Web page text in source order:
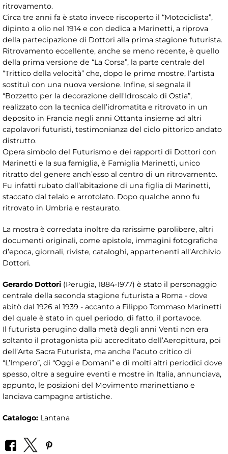
ritrovamento.
Circa tre anni fa è stato invece riscoperto il “Motociclista”,
dipinto a olio nel 1914 e con dedica a Marinetti, a riprova
della partecipazione di Dottori alla prima stagione futurista.
Ritrovamento eccellente, anche se meno recente, è quello
della prima versione de “La Corsa”, la parte centrale del
“Trittico della velocità” che, dopo le prime mostre, l’artista
sostituì con una nuova versione. Infine, si segnala il
“Bozzetto per la decorazione dell'Idroscalo di Ostia”,
realizzato con la tecnica dell’idromatita e ritrovato in un
deposito in Francia negli anni Ottanta insieme ad altri
capolavori futuristi, testimonianza del ciclo pittorico andato
distrutto.
Opera simbolo del Futurismo e dei rapporti di Dottori con
Marinetti e la sua famiglia, è Famiglia Marinetti, unico
ritratto del genere anch’esso al centro di un ritrovamento.
Fu infatti rubato dall’abitazione di una figlia di Marinetti,
staccato dal telaio e arrotolato. Dopo qualche anno fu
ritrovato in Umbria e restaurato.
La mostra è corredata inoltre da rarissime parolibere, altri
documenti originali, come epistole, immagini fotografiche
d’epoca, giornali, riviste, cataloghi, appartenenti all’Archivio
Dottori.
Gerardo Dottori (Perugia, 1884-1977) è stato il personaggio
centrale della seconda stagione futurista a Roma - dove
abitò dal 1926 al 1939 - accanto a Filippo Tommaso Marinetti
del quale è stato in quel periodo, di fatto, il portavoce.
Il futurista perugino dalla metà degli anni Venti non era
soltanto il protagonista più accreditato dell’Aeropittura, poi
dell’Arte Sacra Futurista, ma anche l’acuto critico di
“L’Impero”, di “Oggi e Domani” e di molti altri periodici dove
spesso, oltre a seguire eventi e mostre in Italia, annunciava,
appunto, le posizioni del Movimento marinettiano e
lanciava campagne artistiche.
Catalogo: Lantana